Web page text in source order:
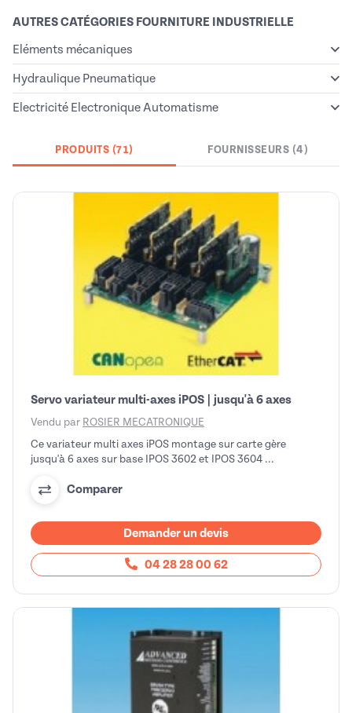
AUTRES CATÉGORIES FOURNITURE INDUSTRIELLE
Eléments mécaniques
Hydraulique Pneumatique
Electricité Electronique Automatisme
PRODUITS (71) FOURNISSEURS (4)
Servo variateur multi-axes iPOS | jusqu'à 6 axes
Vendu par ROSIER MECATRONIQUE
Ce variateur multi axes iPOS montage sur carte gère
jusqu'à 6 axes sur base IPOS 3602 et IPOS 3604 ...
Comparer
Demander un devis
04 28 28 00 62